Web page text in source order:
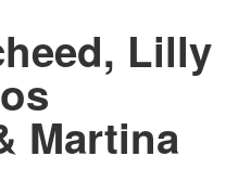
Lilly
Martina